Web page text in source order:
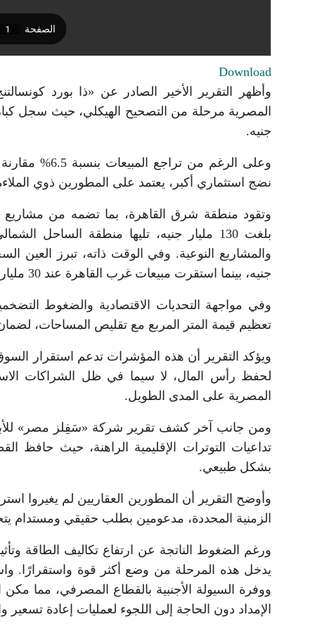
Download
جنيه.
وعلى الرغم
نضج استثماري أكبر، يعتمد على المطورين ذوي الملاءة
وتقود منطقة شرق القاهرة، بما تضمه من مشاريع
جنيه، بينما استقرت مبيعات غرب القاهرة عند 30 مليار جنيه.
وفي مواجهة التحديات الاقتصادية والضغوط
تعظيم قيمة المتر المربع مع تقليص المساحات،
ويؤكد التقرير أن هذه المؤشرات تدعم استقرار
لحفظ رأس المال، لا سيما في ظل الشراكات
المصرية على المدى الطويل.
ومن جانب آخر كشف تقرير شركة «سَفِلز مصر»
تداعيات التوترات الإقليمية الراهنة، حيث حافظ
بشكل طبيعي.
وأوضح التقرير أن المطورين العقاريين لم يغيروا
الزمنية المحددة، مدعومين بطلب حقيقي ومستدام
ورغم الضغوط الناتجة عن ارتفاع تكاليف الطاقة
يدخل هذه المرحلة من وضع أكثر قوة واستقرارًا.
ووفرة السيولة الأجنبية بالقطاع المصرفي، مما
الإمداد دون الحاجة إلى اللجوء لعمليات إعادة